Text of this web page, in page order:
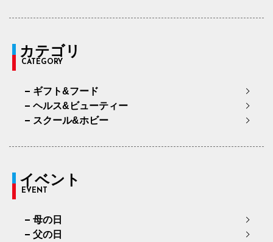
カテゴリ
CATEGORY
ギフト&フード
ヘルス&ビューティー
スクール&ホビー
イベント
EVENT
母の日
父の日